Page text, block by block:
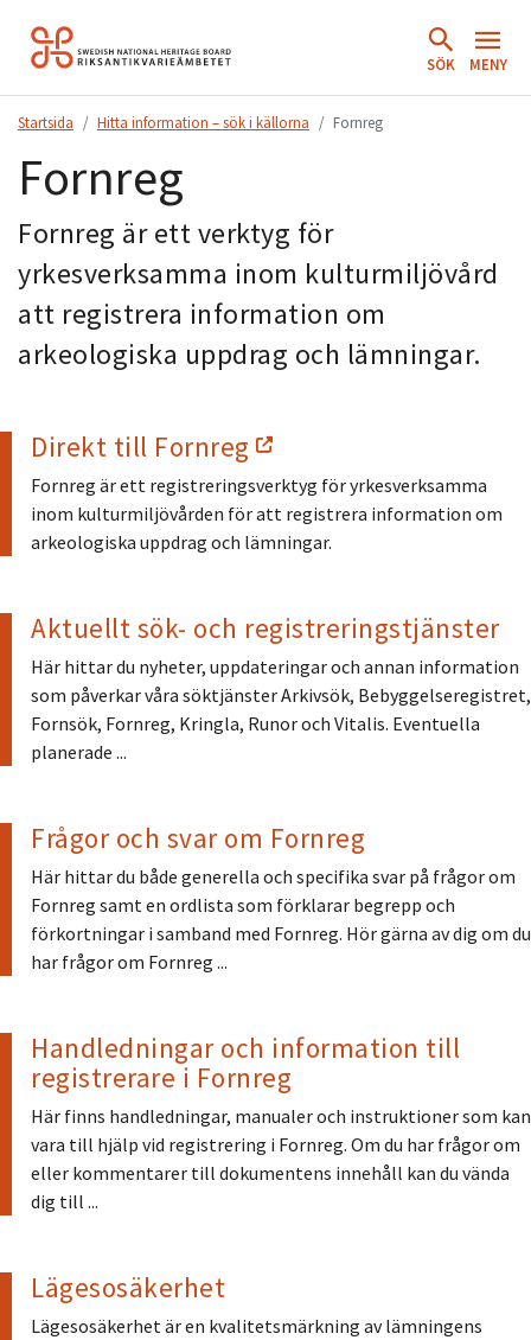
Hoppa
till
SÖK MENY
Startsida Hitta information – sök i källorna Fornreg
Fornreg
Fornreg är ett verktyg för
yrkesverksamma inom kulturmiljövård
att registrera information om
arkeologiska uppdrag och lämningar.
Direkt till Fornreg
Fornreg är ett registreringsverktyg för yrkesverksamma
inom kulturmiljövården för att registrera information om
arkeologiska uppdrag och lämningar.
Aktuellt sök- och registreringstjänster
Här hittar du nyheter, uppdateringar och annan information
som påverkar våra söktjänster Arkivsök, Bebyggelseregistret,
Fornsök, Fornreg, Kringla, Runor och Vitalis. Eventuella
planerade ...
Frågor och svar om Fornreg
Här hittar du både generella och specifika svar på frågor om
Fornreg samt en ordlista som förklarar begrepp och
förkortningar i samband med Fornreg. Hör gärna av dig om du
har frågor om Fornreg ...
Handledningar och information till
registrerare i Fornreg
Här finns handledningar, manualer och instruktioner som kan
vara till hjälp vid registrering i Fornreg. Om du har frågor om
eller kommentarer till dokumentens innehåll kan du vända
dig till ...
Lägesosäkerhet
Lägesosäkerhet är en kvalitetsmärkning av lämningens